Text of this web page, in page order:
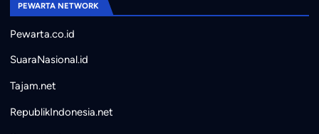
PEWARTA NETWORK
Pewarta.co.id
SuaraNasional.id
Tajam.net
RepublikIndonesia.net